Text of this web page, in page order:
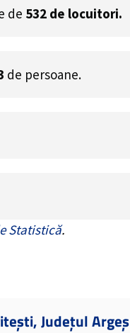
de 532 de locuitori.
de persoane.
Statistică.
Județul Argeș